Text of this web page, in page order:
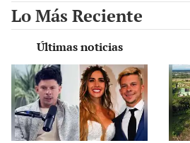
Lo Más Reciente
Últimas noticias